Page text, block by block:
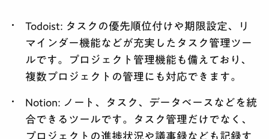
Todoist: タスクの優先順位付けや期限設定、リ
マインダー機能などが充実したタスク管理ツー
ルです。プロジェクト管理機能も備えており、
複数プロジェクトの管理にも対応できます。
Notion: ノート、タスク、データベースなどを統
合できるツールです。タスク管理だけでなく、
プロジェクトの進捗状況や議事録なども記録す